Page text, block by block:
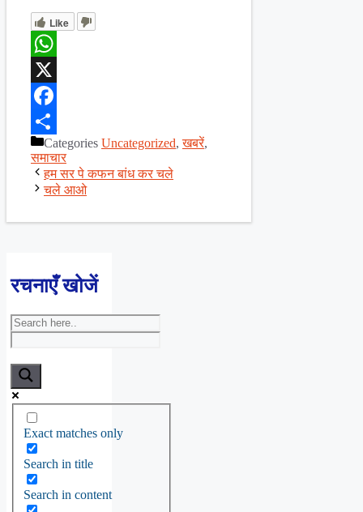
Like
WhatsApp
X
Facebook
ShareCategories Uncategorized,खबरें,
समाचार
हम सर पे कफन बांध कर चले
चले आओ
रचनाएँ खोजें
Exact matches only
Search in title
Search in content